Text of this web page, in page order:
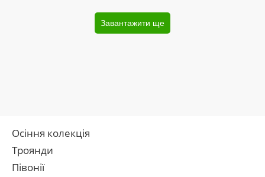
Завантажити ще
Осіння колекція
Троянди
Півонії